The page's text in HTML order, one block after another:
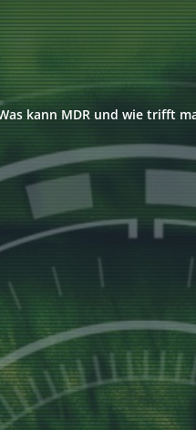
kann MDR und wie trifft